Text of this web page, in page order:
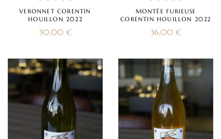
VERONNET CORENTIN
HOUILLON 2022
30,00 €
MONTÉE FURIEUSE
CORENTIN HOUILLON 2022
36,00 €